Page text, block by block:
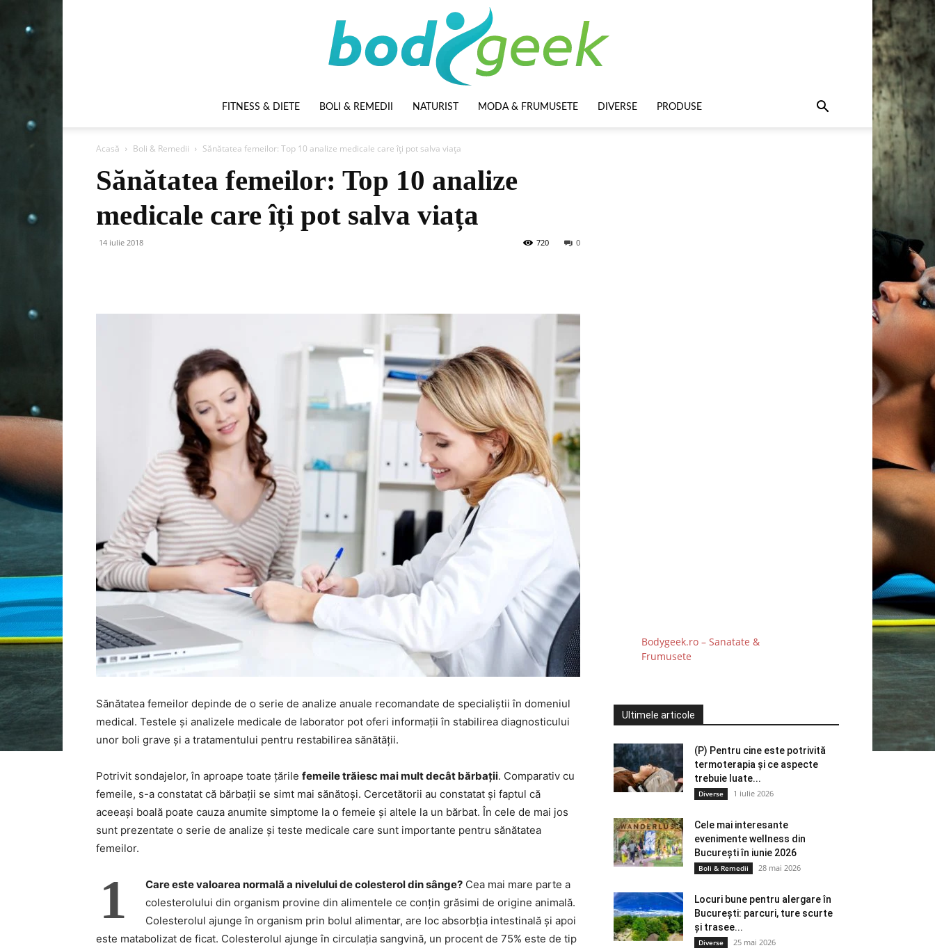
FITNESS & DIETE BOLI & REMEDII NATURIST MODA & FRUMUSETE DIVERSE PRODUSE
Acasă Boli & Remedii Sănătatea femeilor: Top 10 analize medicale care îți pot salva viața
Sănătatea femeilor: Top 10 analize
medicale care îți pot salva viața
14 iulie 2018 0
720
Sănătatea femeilor depinde de o serie de analize anuale recomandate de specialiștii în domeniul
medical. Testele și analizele medicale de laborator pot oferi informații în stabilirea diagnosticului
unor boli grave și a tratamentului pentru restabilirea sănătății.
Potrivit sondajelor, în aproape toate țările femeile trăiesc mai mult decât bărbații. Comparativ cu
femeile, s-a constatat că bărbații se simt mai sănătoși. Cercetătorii au constatat și faptul că
aceeași boală poate cauza anumite simptome la o femeie și altele la un bărbat. În cele de mai jos
sunt prezentate o serie de analize și teste medicale care sunt importante pentru sănătatea
femeilor.
1 Care este valoarea normală a nivelului de colesterol din sânge? Cea mai mare parte a
colesterolului din organism provine din alimentele ce conțin grăsimi de origine animală.
Colesterolul ajunge în organism prin bolul alimentar, are loc absorbția intestinală și apoi
este matabolizat de ficat. Colesterolul ajunge în circulația sangvină, un procent de 75% este de tip
Bodygeek.ro – Sanatate &
Frumusete
Ultimele articole
(P) Pentru cine este potrivită
termoterapia și ce aspecte
trebuie luate...
Diverse 1 iulie 2026
Cele mai interesante
evenimente wellness din
București în iunie 2026
Boli & Remedii 28 mai 2026
Locuri bune pentru alergare în
București: parcuri, ture scurte
și trasee...
Diverse 25 mai 2026